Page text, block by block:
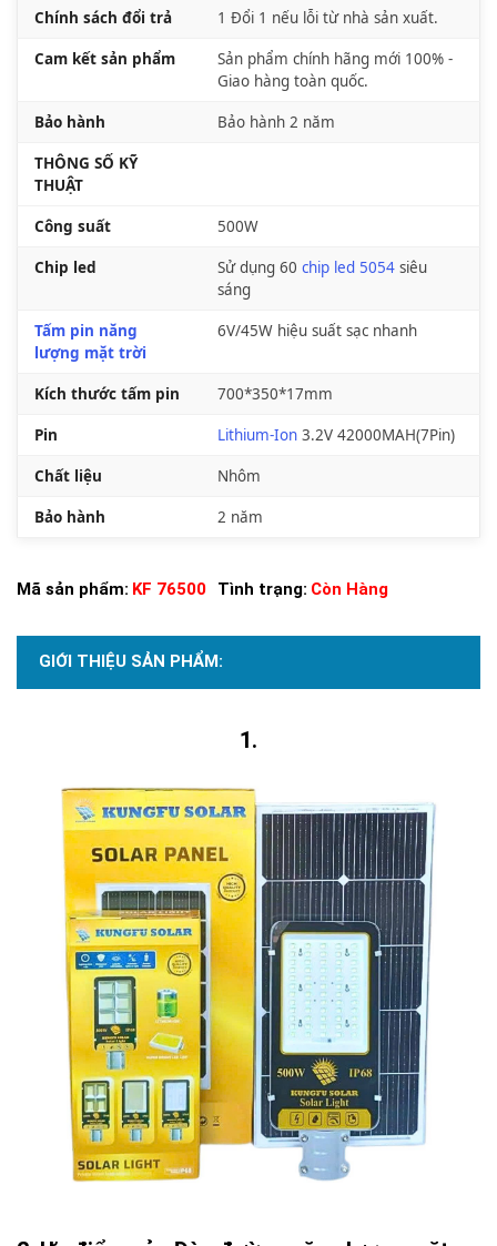
Chính sách đổi trả 1 Đổi 1 nếu lỗi từ nhà sản xuất.
Cam kết sản phẩm
Sản phẩm chính hãng mới 100% -
Giao hàng toàn quốc.
Bảo hành Bảo hành 2 năm
THÔNG SỐ KỸ
THUẬT
Công suất 500W
Chip led Sử dụng 60 chip led 5054 siêu
sáng
Tấm pin năng
lượng mặt trời
6V/45W hiệu suất sạc nhanh
Kích thước tấm pin 700*350*17mm
Pin Lithium-Ion 3.2V 42000MAH(7Pin)
Chất liệu Nhôm
Bảo hành 2 năm
Mã sản phẩm: KF 76500 Tình trạng: Còn Hàng
GIỚI THIỆU SẢN PHẨM: